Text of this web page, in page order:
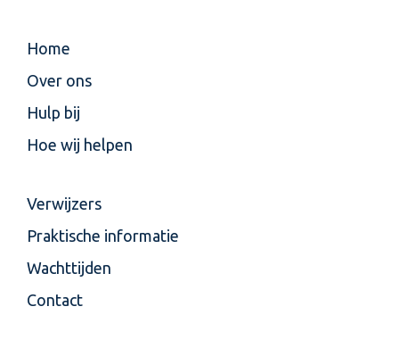
Home
Over ons
Hulp bij
Hoe wij helpen
Verwijzers
Praktische informatie
Wachttijden
Contact